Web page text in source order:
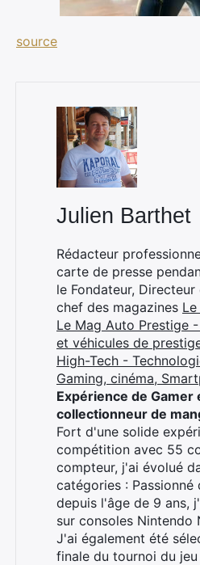
source
Julien Barthet
Rédacteur
carte de presse
le Fondateur,
chef des magazines
Le Mag Auto Prestige
et véhicules de
High-Tech -
Gaming, cinéma,
Expérience de Gamer
collectionneur de
Fort d'une solide
compétition avec 55
compteur, j'ai évolué
catégories : Passionné
depuis l'âge de 9 ans,
sur consoles Nintendo
J'ai également été
finale du tournoi du